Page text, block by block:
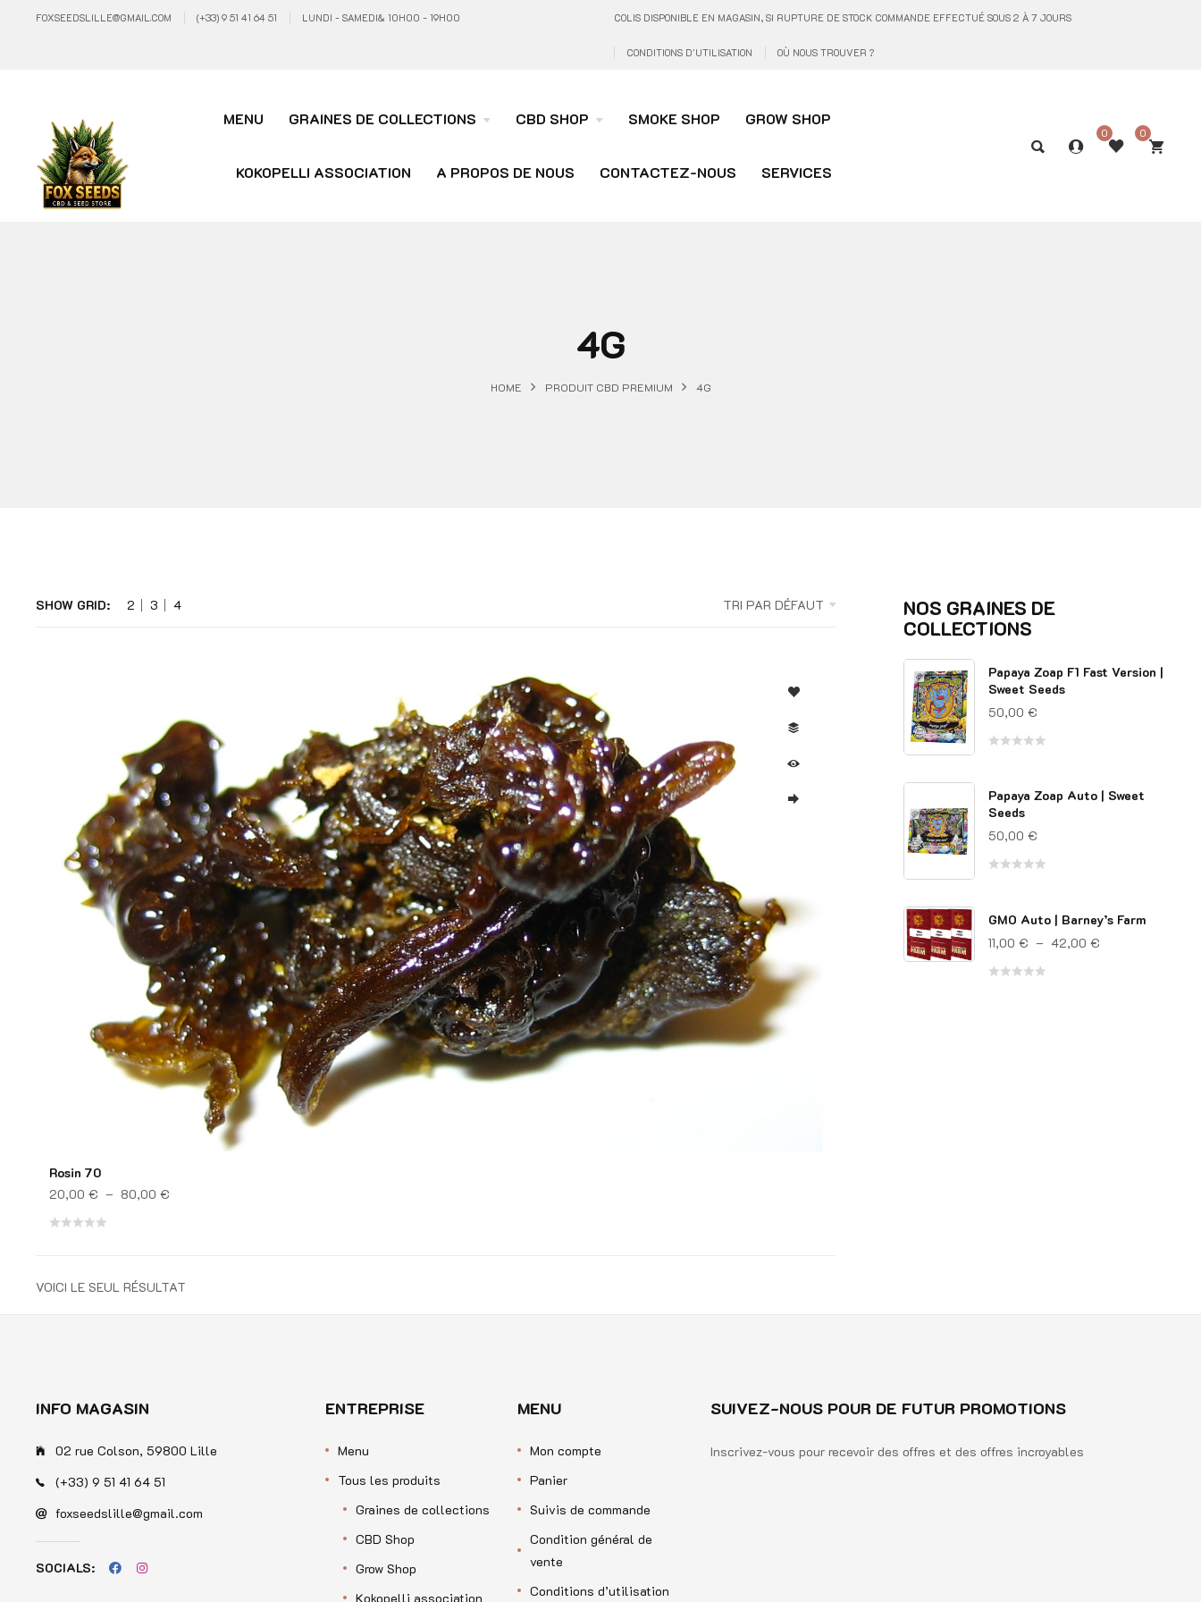
FOXSEEDSLILLE@GMAIL.COM (+33) 9 51 41 64 51 LUNDI - SAMEDI& 10H00 - 19H00 COLIS DISPONIBLE EN MAGASIN, SI RUPTURE DE STOCK COMMANDE EFFECTUÉ SOUS 2 À 7 JOURS
CONDITIONS D'UTILISATION OÙ NOUS TROUVER ?
MENU GRAINES DE COLLECTIONS CBD SHOP SMOKE SHOP GROW SHOP
KOKOPELLI ASSOCIATION A PROPOS DE NOUS CONTACTEZ-NOUS SERVICES
0 0
4G
HOME PRODUIT CBD PREMIUM 4G
SHOW GRID: 2 3 4 TRI PAR DÉFAUT
Rosin 70
20,00 € – 80,00 €
sur
VOICI LE SEUL RÉSULTAT
NOS GRAINES DE
COLLECTIONS
Papaya Zoap F1 Fast Version |
Sweet Seeds
50,00 €
sur
5
Papaya Zoap Auto | Sweet
Seeds
50,00 €
GMO Auto | Barney’s Farm
11,00 € – 42,00 €Plage de prix :
INFO MAGASIN
02 rue Colson, 59800 Lille
(+33) 9 51 41 64 51
foxseedslille@gmail.com
SOCIALS:
ENTREPRISE
Menu
Tous les produits
Graines de collections
CBD Shop
Grow Shop
Kokopelli association
MENU
Mon compte
Panier
Suivis de commande
Condition général de
vente
Conditions d’utilisation
SUIVEZ-NOUS POUR DE FUTUR PROMOTIONS
Inscrivez-vous pour recevoir des offres et des offres incroyables